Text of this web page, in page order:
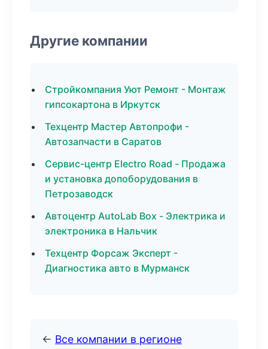
Другие компании
Стройкомпания Уют Ремонт - Монтаж
гипсокартона в Иркутск
Техцентр Мастер Автопрофи -
Автозапчасти в Саратов
Сервис-центр Electro Road - Продажа
и установка допоборудования в
Петрозаводск
Автоцентр AutoLab Box - Электрика и
электроника в Нальчик
Техцентр Форсаж Эксперт -
Диагностика авто в Мурманск
← Все компании в регионе